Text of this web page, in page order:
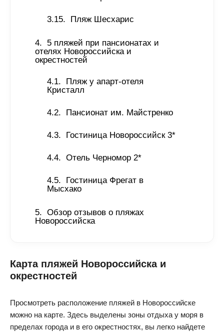
Пляж Шесхарис
5 пляжей при пансионатах и
отелях Новороссийска и
окрестностей
Пляж у апарт-отеля
Кристалл
Пансионат им. Майстренко
Гостиница Новороссийск 3*
Отель Черномор 2*
Гостиница Фрегат в
Мысхако
Обзор отзывов о пляжах
Новороссийска
Карта пляжей Новороссийска и
окрестностей
Просмотреть расположение пляжей в Новороссийске
можно на карте. Здесь выделены зоны отдыха у моря в
пределах города и в его окрестностях, вы легко найдете